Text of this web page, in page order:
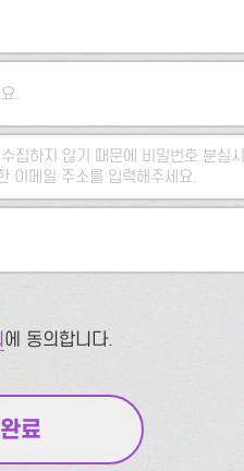
.
집하지 않기 때문에 비밀번호 분실
이메일 주소를 입력해주세요.
에 동의합니다.